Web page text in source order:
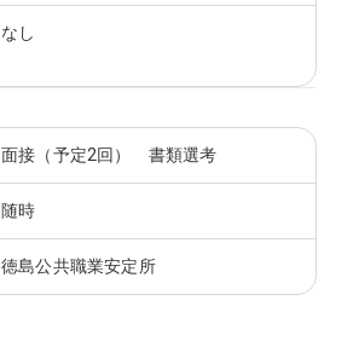
なし
面接（予定2回） 書類選考
随時
徳島公共職業安定所